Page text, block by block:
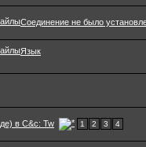
Соединение не было
Язык
в C&c: Tw 1 2 3 4